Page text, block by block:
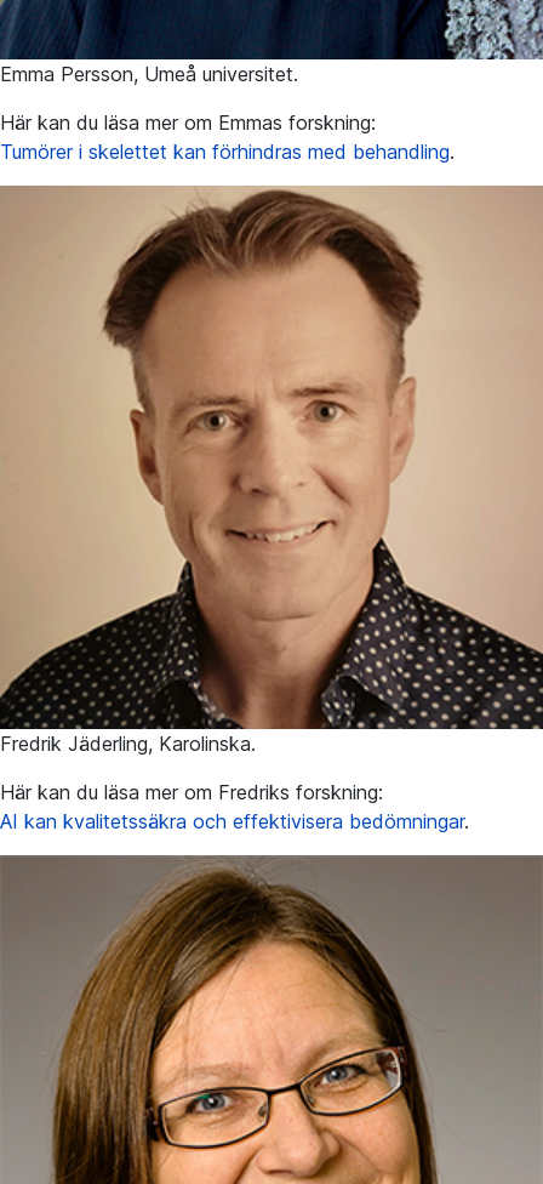
Emma Persson, Umeå universitet.
Här kan du läsa mer om Emmas forskning:
Tumörer i skelettet kan förhindras med behandling.
Fredrik Jäderling, Karolinska.
Här kan du läsa mer om Fredriks forskning:
AI kan kvalitetssäkra och effektivisera bedömningar.